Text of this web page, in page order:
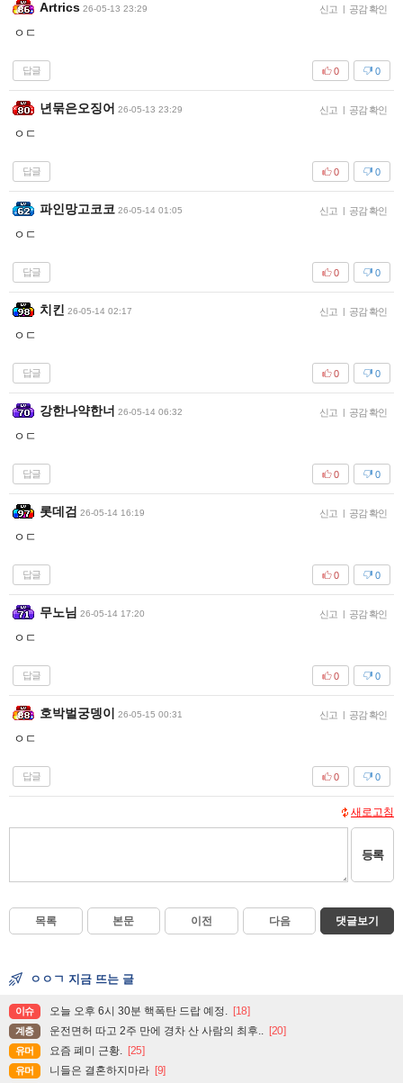
Artrics 26-05-13 23:29 신고 공감 확인
ㅇㄷ
답글 0
0
년묶은오징어 26-05-13 23:29 신고 공감 확인
ㅇㄷ
답글 0
0
파인망고코코 26-05-14 01:05 신고 공감 확인
ㅇㄷ
답글 0
0
치킨 26-05-14 02:17 신고 공감 확인
ㅇㄷ
답글 0
0
강한나약한너 26-05-14 06:32 신고 공감 확인
ㅇㄷ
답글 0
0
롯데검 26-05-14 16:19 신고 공감 확인
ㅇㄷ
답글 0
0
무노님 26-05-14 17:20 신고 공감 확인
ㅇㄷ
답글 0
0
호박벌궁뎅이 26-05-15 00:31 신고 공감 확인
ㅇㄷ
답글 0
0
새로고침
등록
목록 본문 이전 다음 댓글보기
ㅇㅇㄱ 지금 뜨는 글
이슈 오늘 오후 6시 30분 핵폭탄 드랍 예정. [18]
계층 운전면허 따고 2주 만에 경차 산 사람의 최후.. [20]
유머 요즘 폐미 근황. [25]
유머 니들은 결혼하지마라 [9]